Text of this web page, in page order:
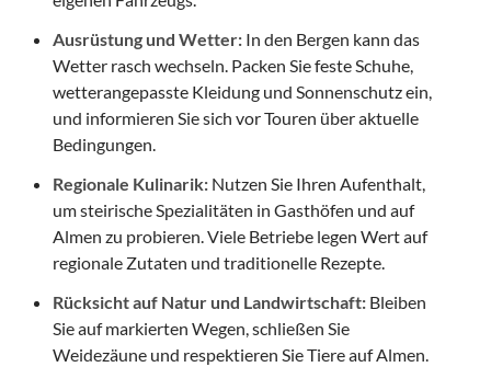
Ausrüstung und Wetter: In den Bergen kann das
Wetter rasch wechseln. Packen Sie feste Schuhe,
wetterangepasste Kleidung und Sonnenschutz ein,
und informieren Sie sich vor Touren über aktuelle
Bedingungen.
Regionale Kulinarik: Nutzen Sie Ihren Aufenthalt,
um steirische Spezialitäten in Gasthöfen und auf
Almen zu probieren. Viele Betriebe legen Wert auf
regionale Zutaten und traditionelle Rezepte.
Rücksicht auf Natur und Landwirtschaft: Bleiben
Sie auf markierten Wegen, schließen Sie
Weidezäune und respektieren Sie Tiere auf Almen.